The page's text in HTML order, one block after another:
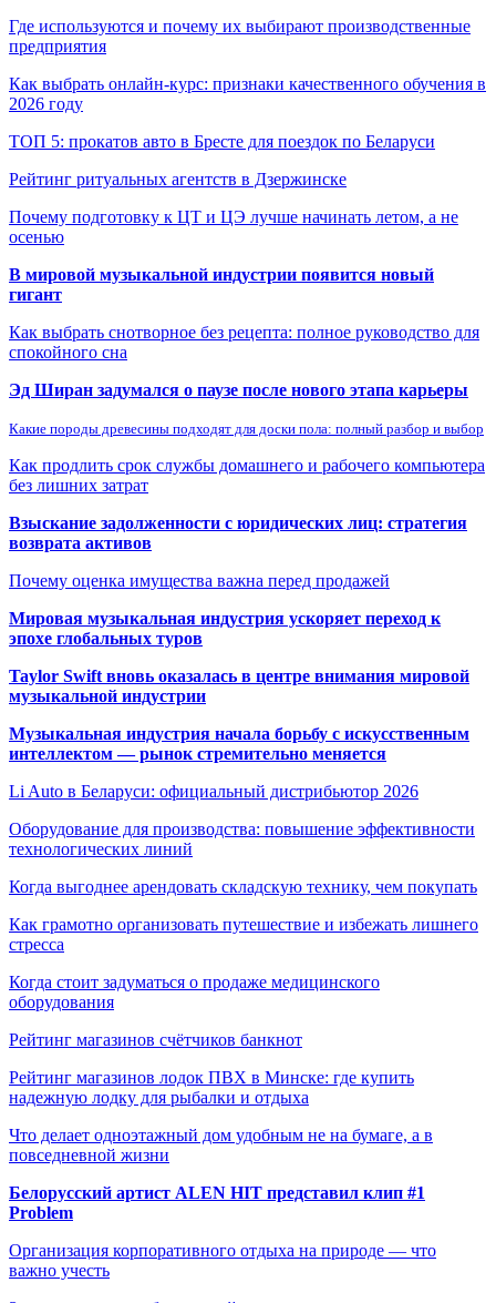
Где используются и почему их выбирают производственные
предприятия
Как выбрать онлайн-курс: признаки качественного обучения в
2026 году
ТОП 5: прокатов авто в Бресте для поездок по Беларуси
Рейтинг ритуальных агентств в Дзержинске
Почему подготовку к ЦТ и ЦЭ лучше начинать летом, а не
осенью
В мировой музыкальной индустрии появится новый
гигант
Как выбрать снотворное без рецепта: полное руководство для
спокойного сна
Эд Ширан задумался о паузе после нового этапа карьеры
Какие породы древесины подходят для доски пола: полный разбор и выбор
Как продлить срок службы домашнего и рабочего компьютера
без лишних затрат
Взыскание задолженности с юридических лиц: стратегия
возврата активов
Почему оценка имущества важна перед продажей
Мировая музыкальная индустрия ускоряет переход к
эпохе глобальных туров
Taylor Swift вновь оказалась в центре внимания мировой
музыкальной индустрии
Музыкальная индустрия начала борьбу с искусственным
интеллектом — рынок стремительно меняется
Li Auto в Беларуси: официальный дистрибьютор 2026
Оборудование для производства: повышение эффективности
технологических линий
Когда выгоднее арендовать складскую технику, чем покупать
Как грамотно организовать путешествие и избежать лишнего
стресса
Когда стоит задуматься о продаже медицинского
оборудования
Рейтинг магазинов счётчиков банкнот
Рейтинг магазинов лодок ПВХ в Минске: где купить
надежную лодку для рыбалки и отдыха
Что делает одноэтажный дом удобным не на бумаге, а в
повседневной жизни
Белорусский артист ALEN HIT представил клип #1
Problem
Организация корпоративного отдыха на природе — что
важно учесть